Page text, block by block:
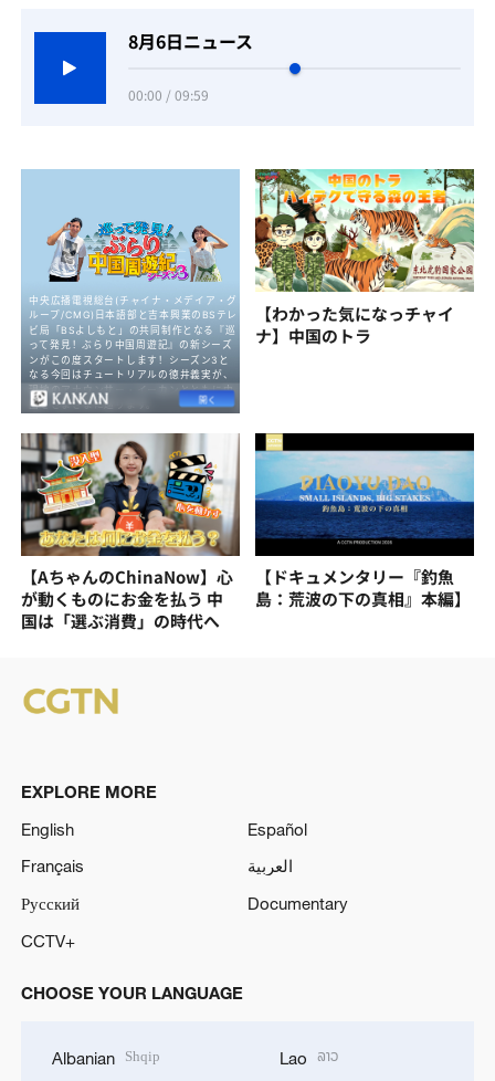
8月6日ニュース
00:00 / 09:59
【わかった気になっチャイ
ナ】中国のトラ
【AちゃんのChinaNow】心
が動くものにお金を払う 中
国は「選ぶ消費」の時代へ
【ドキュメンタリー『釣魚
島：荒波の下の真相』本編】
EXPLORE MORE
English
Español
Français
العربية
Русский
Documentary
CCTV+
CHOOSE YOUR LANGUAGE
Albanian Shqip Lao ລາວ